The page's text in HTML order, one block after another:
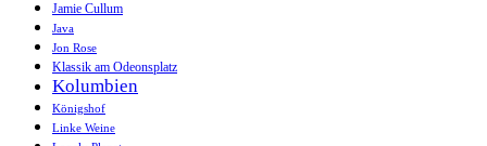
Jamie Cullum
Java
Jon Rose
Klassik am Odeonsplatz
Kolumbien
Königshof
Linke Weine